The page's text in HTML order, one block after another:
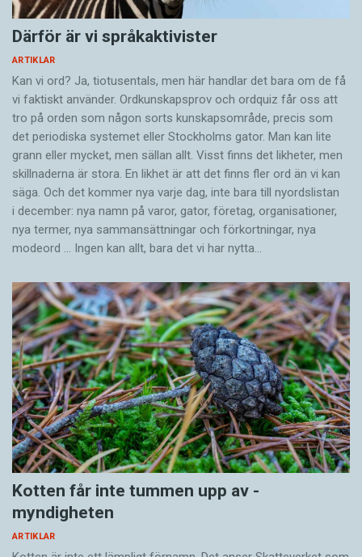
Därför är vi språkaktivister
ARTIKLAR
Kan vi ord? Ja, tiotusentals, men här handlar det bara om de få
vi faktiskt använder. Ordkunskapsprov och ordquiz får oss att
tro på orden som någon sorts kunskapsområde, precis som
det periodiska systemet eller Stockholms gator. Man kan lite
grann eller mycket, men sällan allt. Visst finns det likheter, men
skillnaderna är stora. En likhet är att det finns fler ord än vi kan
säga. Och det kommer nya varje dag, inte bara till nyordslistan
i december: nya namn på varor, gator, företag, organisationer,
nya termer, nya samman­sättningar och förkortningar, nya
modeord … Ingen kan allt, bara det vi har nytta…
Kotten får inte tummen upp av ­
myndigheten
ARTIKLAR